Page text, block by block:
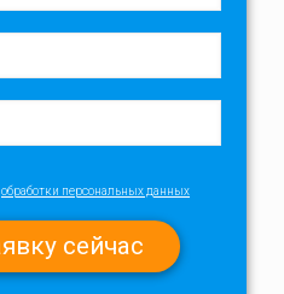
обработки персональных данных